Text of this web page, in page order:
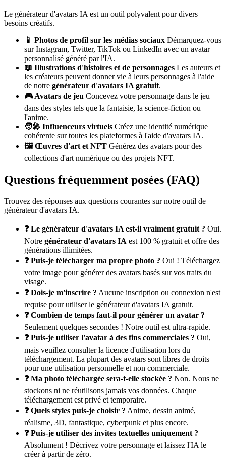
Le générateur d'avatars IA est un outil polyvalent pour divers
besoins créatifs.
📱 Photos de profil sur les médias sociaux Démarquez-vous
sur Instagram, Twitter, TikTok ou LinkedIn avec un avatar
personnalisé généré par l'IA.
📖 Illustrations d'histoires et de personnages Les auteurs et
les créateurs peuvent donner vie à leurs personnages à l'aide
de notre générateur d'avatars IA gratuit.
🎮 Avatars de jeu Concevez votre personnage dans le jeu
dans des styles tels que la fantaisie, la science-fiction ou
l'anime.
🧑‍🎤 Influenceurs virtuels Créez une identité numérique
cohérente sur toutes les plateformes à l'aide d'avatars IA.
🖼️ Œuvres d'art et NFT Générez des avatars pour des
collections d'art numérique ou des projets NFT.
Questions fréquemment posées (FAQ)
Trouvez des réponses aux questions courantes sur notre outil de
générateur d'avatars IA.
❓ Le générateur d'avatars IA est-il vraiment gratuit ? Oui.
Notre générateur d'avatars IA est 100 % gratuit et offre des
générations illimitées.
❓ Puis-je télécharger ma propre photo ? Oui ! Téléchargez
votre image pour générer des avatars basés sur vos traits du
visage.
❓ Dois-je m'inscrire ? Aucune inscription ou connexion n'est
requise pour utiliser le générateur d'avatars IA gratuit.
❓ Combien de temps faut-il pour générer un avatar ?
Seulement quelques secondes ! Notre outil est ultra-rapide.
❓ Puis-je utiliser l'avatar à des fins commerciales ? Oui,
mais veuillez consulter la licence d'utilisation lors du
téléchargement. La plupart des avatars sont libres de droits
pour une utilisation personnelle et non commerciale.
❓ Ma photo téléchargée sera-t-elle stockée ? Non. Nous ne
stockons ni ne réutilisons jamais vos données. Chaque
téléchargement est privé et temporaire.
❓ Quels styles puis-je choisir ? Anime, dessin animé,
réalisme, 3D, fantastique, cyberpunk et plus encore.
❓ Puis-je utiliser des invites textuelles uniquement ?
Absolument ! Décrivez votre personnage et laissez l'IA le
créer à partir de zéro.